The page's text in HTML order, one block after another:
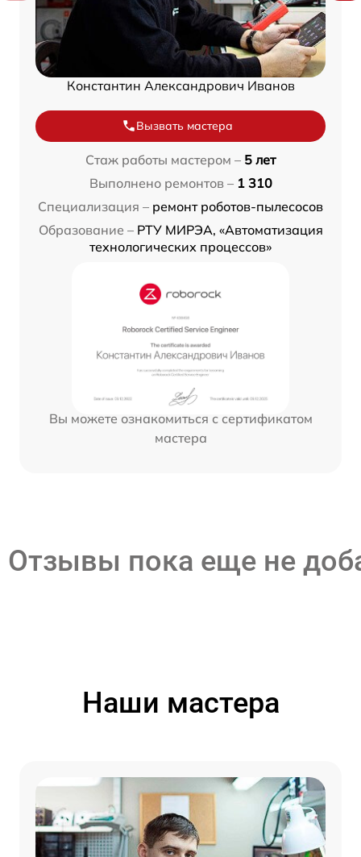
Константин Александрович Иванов
Вызвать мастера
Стаж работы мастером – 5 лет
Выполнено ремонтов – 1 310
Специализация – ремонт роботов-пылесосов
Образование – РТУ МИРЭА, «Автоматизация
технологических процессов»
Вы можете ознакомиться с сертификатом
мастера
Отзывы пока еще не
Наши мастера